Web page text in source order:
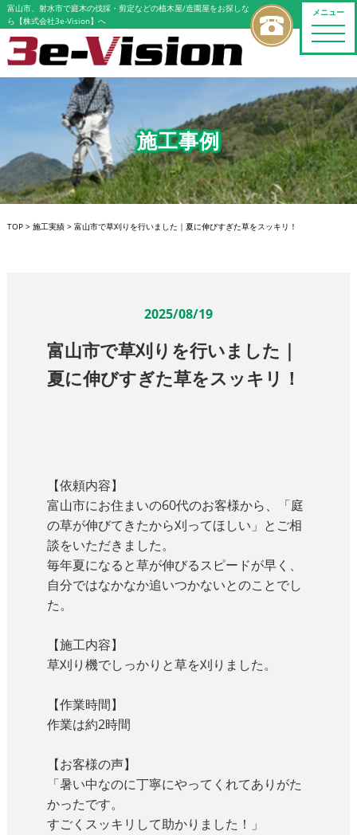
メニュー
toggle
富山市、射水市で庭木の伐採・剪定などの植木屋/造園屋をお探しな
ら【株式会社3e-Vision】へ
施工事例
TOP> 施工実績> 富山市で草刈りを行いました｜夏に伸びすぎた草をスッキリ！
2025/08/19
富山市で草刈りを行いました｜
夏に伸びすぎた草をスッキリ！
【依頼内容】
富山市にお住まいの60代のお客様から、「庭
の草が伸びてきたから刈ってほしい」とご相
談をいただきました。
毎年夏になると草が伸びるスピードが早く、
自分ではなかなか追いつかないとのことでし
た。
【施工内容】
草刈り機でしっかりと草を刈りました。
【作業時間】
作業は約2時間
【お客様の声】
「暑い中なのに丁寧にやってくれてありがた
かったです。
すごくスッキリして助かりました！」